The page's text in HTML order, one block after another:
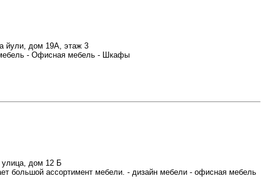
йули, дом 19А, этаж 3
мебель - Офисная мебель - Шкафы
улица, дом 12 Б
большой ассортимент мебели. - дизайн мебели - офисная мебель